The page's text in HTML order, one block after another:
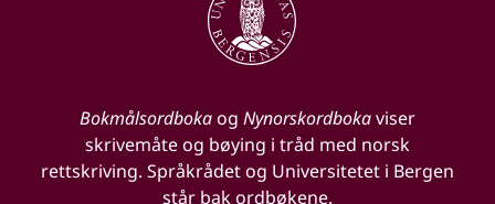
Bokmålsordbokaog Nynorskordbokaviser
skrivemåte og bøying i tråd med norsk
rettskriving. Språkrådet og Universitetet i Bergen
står bak ordbøkene.